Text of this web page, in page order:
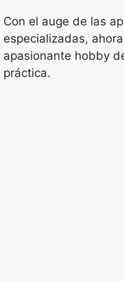
Con el auge de las
especializadas,
apasionante hobby
práctica.